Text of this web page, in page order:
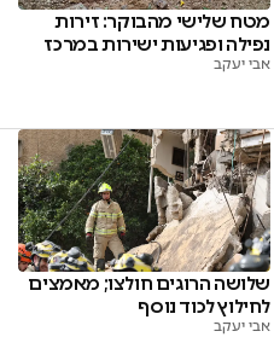
מטח שלישי מהבוקר: זירות
נפילה ופגיעות ישירות במרכז
אבי יעקב
שלושה הרוגים חולצו; מאמצים
לחילוץ לכוד נוסף
אבי יעקב